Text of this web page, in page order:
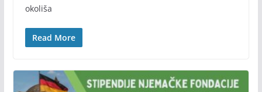
okoliša
Read More